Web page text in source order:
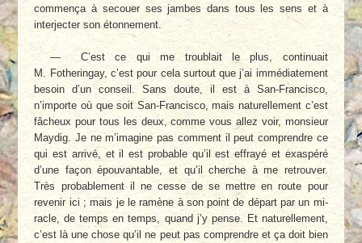
commença à se­couer ses jambes dans tous les sens et à
inter­jecter son étonnement.
— C’est ce qui me troublait le plus, conti­nuait
M. Fotheringay, c’est pour cela surtout que j’ai immédiatement
besoin d’un conseil. Sans doute, il est à San-Francisco,
n’importe où que soit San-Francisco, mais naturellement c’est
fâcheux pour tous les deux, comme vous allez voir, monsieur
Maydig. Je ne m’imagine pas comment il peut comprendre ce
qui est ar­rivé, et il est probable qu’il est effrayé et exas­péré
d’une façon épouvantable, et qu’il cherche à me retrouver.
Très probablement il ne cesse de se mettre en route pour
revenir ici ; mais je le ramène à son point de départ par un mi­
racle, de temps en temps, quand j’y pense. Et naturellement,
c’est là une chose qu’il ne peut pas comprendre et ça doit bien